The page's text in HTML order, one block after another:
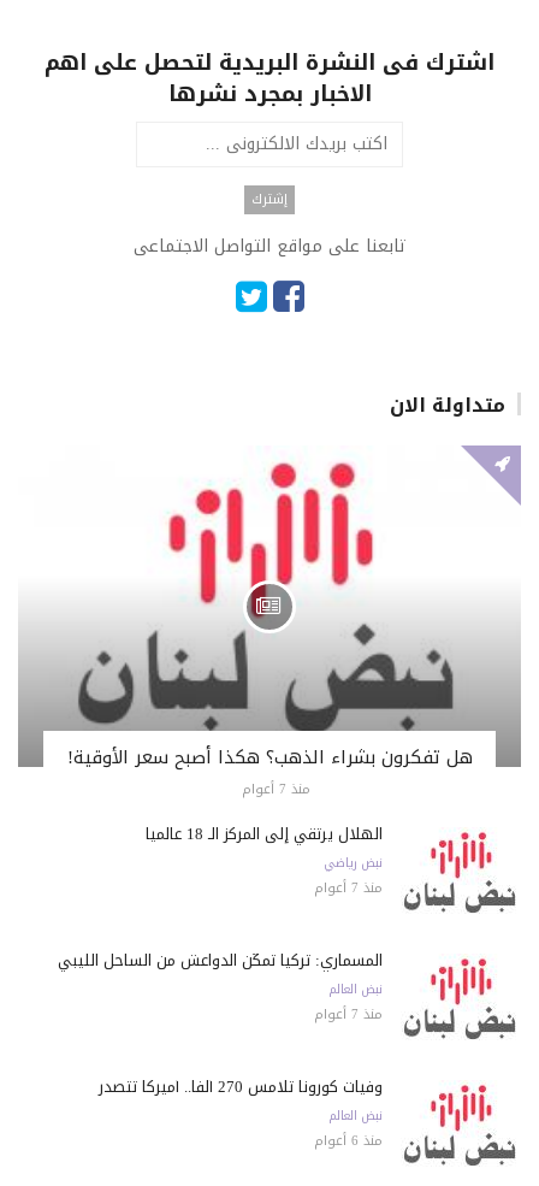
اشترك فى النشرة البريدية لتحصل على اهم
الاخبار بمجرد نشرها
تابعنا على مواقع التواصل الاجتماعى
متداولة الان
هل تفكرون بشراء الذهب؟ هكذا أصبح سعر الأوقية!
منذ 7 أعوام
الهلال يرتقي إلى المركز الـ 18 عالمياً
نبض رياضي
منذ 7 أعوام
المسماري: تركيا تمكّن الدواعش من الساحل الليبي
نبض العالم
منذ 7 أعوام
وفيات كورونا تلامس 270 ألفاً.. أميركا تتصدر
نبض العالم
منذ 6 أعوام